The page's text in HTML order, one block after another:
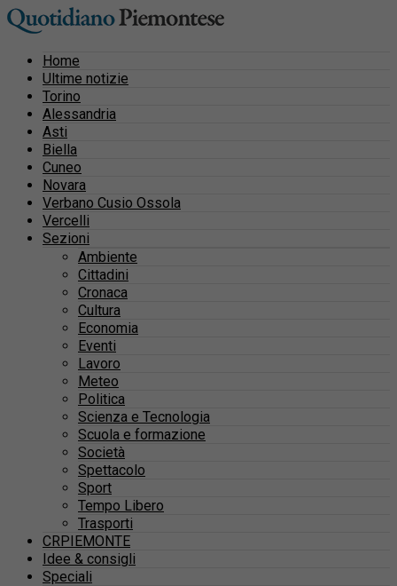
Home
Ultime notizie
Torino
Alessandria
Asti
Biella
Cuneo
Novara
Verbano Cusio Ossola
Vercelli
Sezioni
Ambiente
Cittadini
Cronaca
Cultura
Economia
Eventi
Lavoro
Meteo
Politica
Scienza e Tecnologia
Scuola e formazione
Società
Spettacolo
Sport
Tempo Libero
Trasporti
CRPIEMONTE
Idee & consigli
Speciali